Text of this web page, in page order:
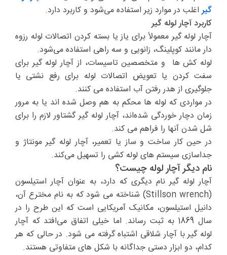
گیراغلب در موارد زیر استفاده می‌شود و کاربرد دارد.
کاربرد آچار لوله گیر
آچار لوله گیر معمولاً برای یاز یا بسته کردن اتصالات لوله رزوه
دار مانند کوپلینگ، زانویی و سه راهی استفاده می‌شود.
لوله کش ها و متخصصین تاسیسات، از آچار لوله گیر برای
سفت کردن یا تعویض اتصالات لوله برای رفع نشتی یا
جلوگیری از هدر رفتن آب استفاده می کنند.
در مواردی که لوله ها محکم به هم وصل شده اند یا به مرور
زمان دچار خوردگی شده‌اند، آچار لوله گیر گشتاور لازم را برای
شل شدن آنها را فراهم می کند.
در حین کار ساخت و ساز یا تعمیر، آچار لوله گیر مونتاژ و
جداسازی سیستم های لوله کشی را تسهیل می‌کند.
نام دیگر آچار لوله چیست؟
آچار لوله گیر نام دیگری که دارد، به عنوان آچار استیلسون
(Stillson wrench) شناخته می شود که به نام مخترع آن،
دانیل استیلسون، مکانیک آمریکایی است که این طرح را در
سال 1869 به ثبت رساند. اما خیلی اتفاق می‌افتد که آچار
لوله گیر با آچار شلاقی اشتباه گرفته می شود. در حالی که هر
کدام، دو ابزار دستی جداگانه با شکل های متفاوتی هستند.